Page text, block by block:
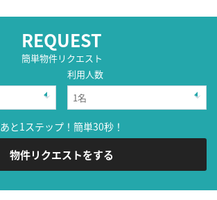
REQUEST
簡単物件リクエスト
利用人数
あと1ステップ！簡単30秒！
物件リクエストをする